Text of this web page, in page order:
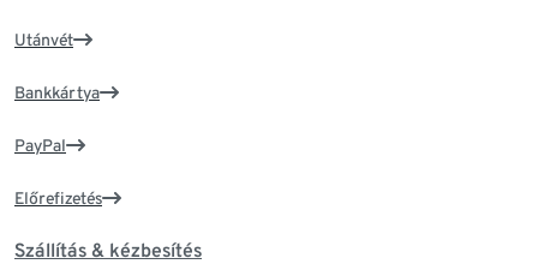
Utánvét
Bankkártya
PayPal
Előrefizetés
Szállítás & kézbesítés